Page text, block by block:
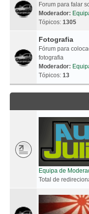
Forum para falar
Moderador:
Tópicos: 1305
Fotografia
Fórum para
fotografia
Moderador:
Tópicos: 13
Equipa de
Total de